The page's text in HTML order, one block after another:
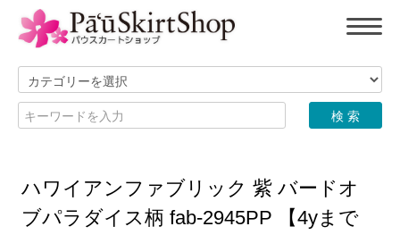
ハワイアンファブリック 紫 バードオ
ブパラダイス柄 fab-2945PP 【4yまで